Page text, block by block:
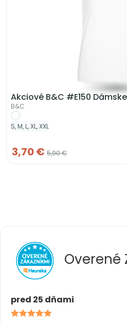
Akciové B&C #E150
B&C
S, M, L, XL, XXL
3,70 € 5,90 €
Overené
pred 25 dňami